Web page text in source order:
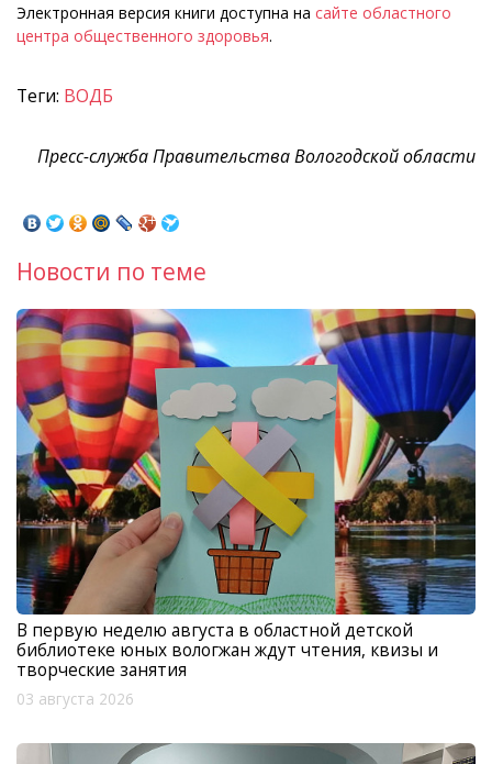
Электронная версия книги доступна на сайте областного
центра общественного здоровья.
Теги: ВОДБ
Пресс-служба Правительства Вологодской области
Новости по теме
В первую неделю августа в областной детской
библиотеке юных вологжан ждут чтения, квизы и
творческие занятия
03 августа 2026